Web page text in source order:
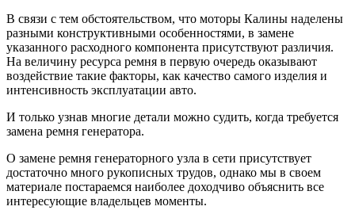
В связи с тем обстоятельством, что моторы Калины наделены
разными конструктивными особенностями, в замене
указанного расходного компонента присутствуют различия.
На величину ресурса ремня в первую очередь оказывают
воздействие такие факторы, как качество самого изделия и
интенсивность эксплуатации авто.
И только узнав многие детали можно судить, когда требуется
замена ремня генератора.
О замене ремня генераторного узла в сети присутствует
достаточно много рукописных трудов, однако мы в своем
материале постараемся наиболее доходчиво объяснить все
интересующие владельцев моменты.